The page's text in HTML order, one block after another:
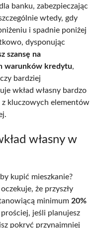
banku, zabezpieczając
wtedy, gdy
i spadnie poniżej
dysponując
szansę na
warunków kredytu,
bardziej
wkład własny bardzo
z kluczowych elementów
własny w
kupić mieszkanie?
że przyszły
minimum 20%
jeśli planujesz
pokryć przynajmniej